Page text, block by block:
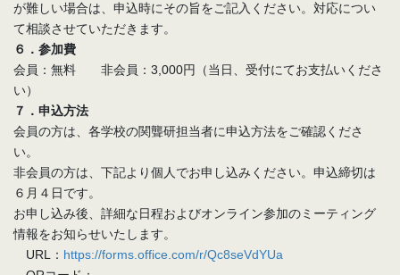
が難しい場合は、申込時にその旨をご記入ください。対応につい
て相談させていただきます。
６．参加費
会員：無料 非会員：3,000円（当日、受付にてお支払いくださ
い）
７．申込方法
会員の方は、各学校の関聾研担当者に申込方法をご確認くださ
い。
非会員の方は、下記より個人でお申し込みください。申込締切は
６月４日です。
お申し込み後、詳細な日程およびオンライン参加のミーティング
情報をお知らせいたします。
URL： https://forms.office.com/r/Qc8seVdYUa